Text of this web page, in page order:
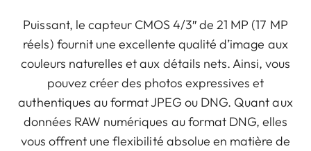
Puissant, le capteur CMOS 4/3″ de 21 MP (17 MP
réels) fournit une excellente qualité d’image aux
couleurs naturelles et aux détails nets. Ainsi, vous
pouvez créer des photos expressives et
authentiques au format JPEG ou DNG. Quant aux
données RAW numériques au format DNG, elles
vous offrent une flexibilité absolue en matière de